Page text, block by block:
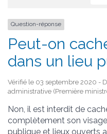
Question-réponse
Peut-on
dans un lieu
Vérifié le 03 septembre 2020 -
administrative (Première
Non, il est interdit de
complètement son
publique et lieux ouverts